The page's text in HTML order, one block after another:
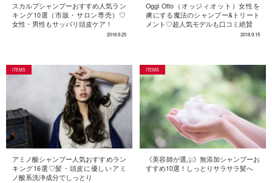
スカルプシャンプーおすすめ人気ラン
キング10選（市販・サロン専売）♡
女性・男性もサッパリ頭皮ケア！
2018.9.25
Oggi Otto（オッジィオット）女性を
虜にする魔法のシャンプー&トリート
メント♡超人気モデルも口コミ絶賛
2018.9.15
アミノ酸シャンプー人気おすすめラン
キング16選♡髪・頭皮に優しいアミ
ノ酸系洗浄成分でしっとり
《美容師が選ぶ》無添加シャンプーお
すすめ10選！しっとりサラサラ髪へ